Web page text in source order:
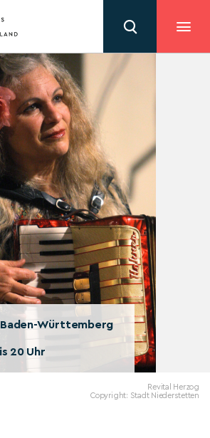
Württemberg
20 Uhr
Revital Herzog
Copyright: Stadt Niederstetten